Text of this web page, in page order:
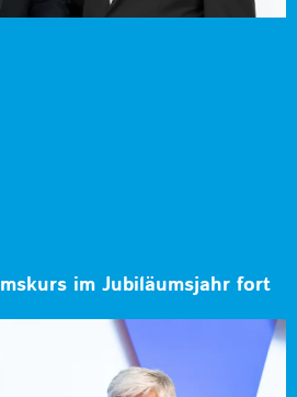
im Jubiläumsjahr fort